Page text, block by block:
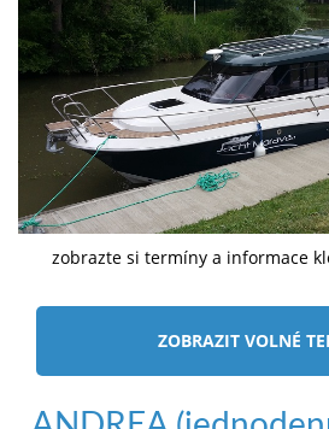
zobrazte si termíny a informace
ZOBRAZIT VOLNÉ